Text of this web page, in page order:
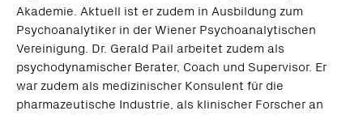
Akademie. Aktuell ist er zudem in Ausbildung zum
Psychoanalytiker in der Wiener Psychoanalytischen
Vereinigung. Dr. Gerald Pail arbeitet zudem als
psychodynamischer Berater, Coach und Supervisor. Er
war zudem als medizinischer Konsulent für die
pharmazeutische Industrie, als klinischer Forscher an